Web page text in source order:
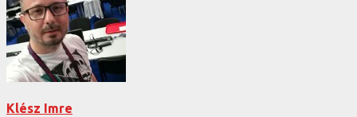
Klész Imre